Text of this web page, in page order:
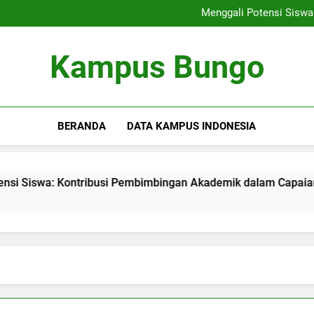
Menggali Potensi
Membangunlah Karir
Menggali Potensi
Membangunlah Karir
Kampus Bungo
BERANDA DATA KAMPUS INDONESIA
Kontribusi Pembimbingan Akademik dalam Capaian Karier